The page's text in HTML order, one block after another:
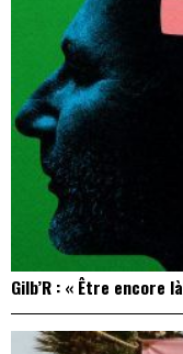
Gilb’R : « Être encore